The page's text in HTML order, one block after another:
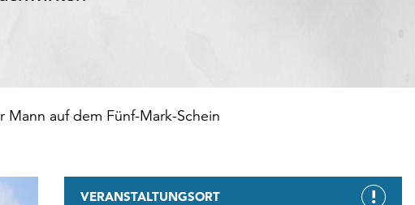
Mann auf dem Fünf-Mark-Schein
VERANSTALTUNGSORT